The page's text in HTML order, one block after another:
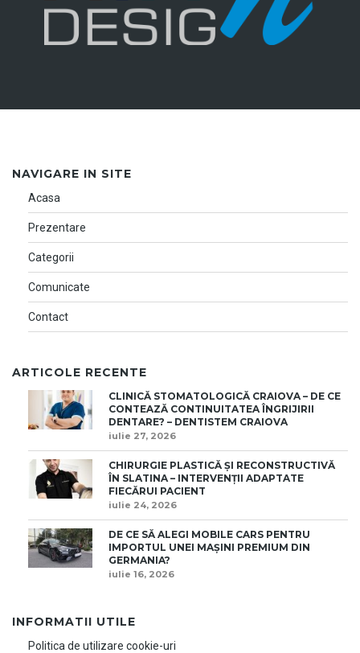
NAVIGARE IN SITE
Acasa
Prezentare
Categorii
Comunicate
Contact
ARTICOLE RECENTE
CLINICĂ STOMATOLOGICĂ CRAIOVA – DE CE
CONTEAZĂ CONTINUITATEA ÎNGRIJIRII
DENTARE? – DENTISTEM CRAIOVA
iulie 27, 2026
CHIRURGIE PLASTICĂ ȘI RECONSTRUCTIVĂ
ÎN SLATINA – INTERVENȚII ADAPTATE
FIECĂRUI PACIENT
iulie 24, 2026
DE CE SĂ ALEGI MOBILE CARS PENTRU
IMPORTUL UNEI MAȘINI PREMIUM DIN
GERMANIA?
iulie 16, 2026
INFORMATII UTILE
Politica de utilizare cookie-uri